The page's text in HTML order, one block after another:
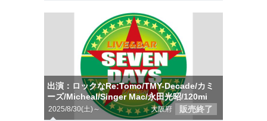
出演：ロックなRe:Tomo/TMY-Decade/カミ
ーズ/Micheal/Singer Mac/永田光昭/120mi
2025/8/30(土)～ 大阪府 販売終了